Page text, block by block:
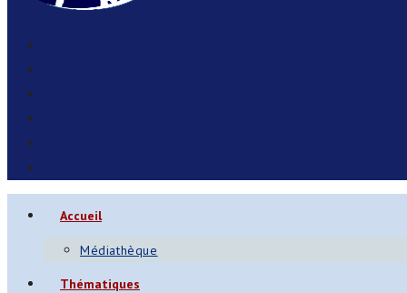
Accueil
Médiathèque
Thématiques